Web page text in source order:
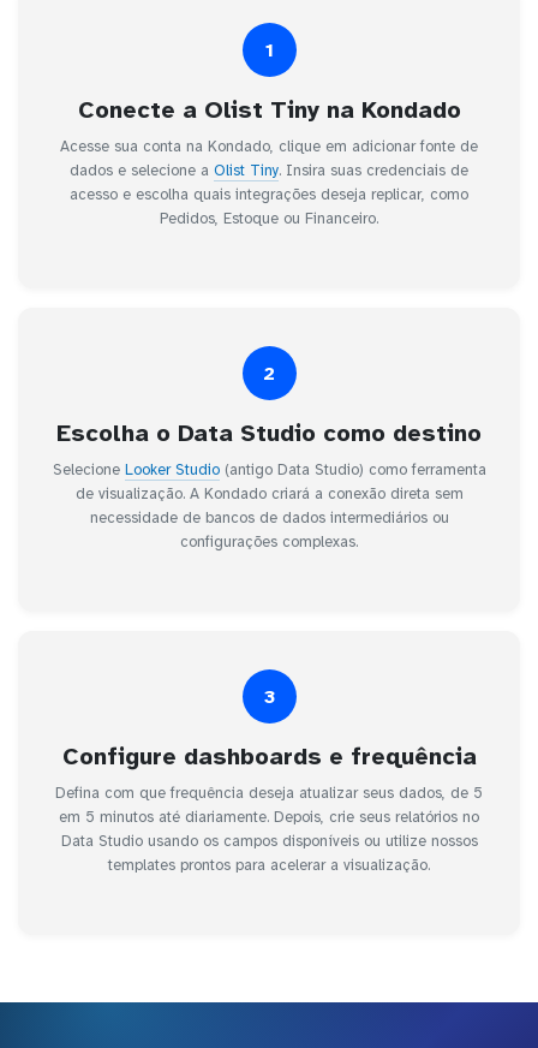
1
Conecte a Olist Tiny na Kondado
Acesse sua conta na Kondado, clique em adicionar fonte de
dados e selecione a Olist Tiny. Insira suas credenciais de
acesso e escolha quais integrações deseja replicar, como
Pedidos, Estoque ou Financeiro.
2
Escolha o Data Studio como destino
Selecione Looker Studio(antigo Data Studio) como ferramenta
de visualização. A Kondado criará a conexão direta sem
necessidade de bancos de dados intermediários ou
configurações complexas.
3
Configure dashboards e frequência
Defina com que frequência deseja atualizar seus dados, de 5
em 5 minutos até diariamente. Depois, crie seus relatórios no
Data Studio usando os campos disponíveis ou utilize nossos
templates prontos para acelerar a visualização.